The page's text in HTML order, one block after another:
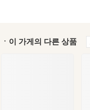
ㆍ이 가게의 다른 상품